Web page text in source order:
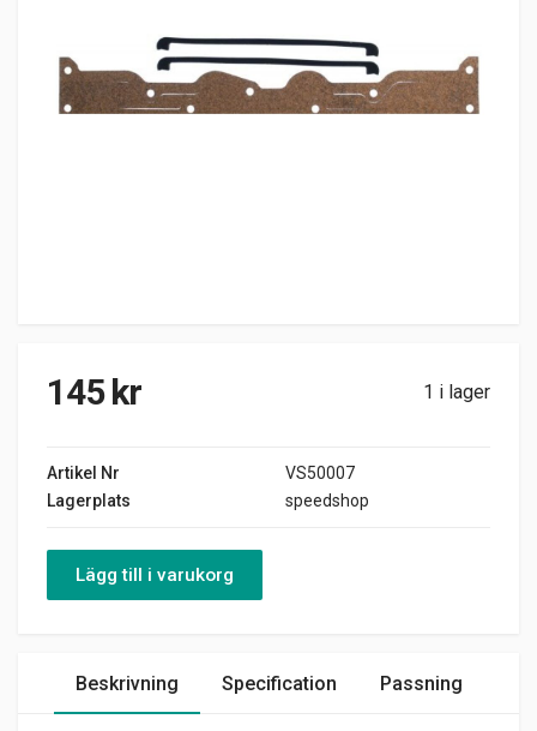
145kr 1 i lager
Artikel Nr
VS50007
Lagerplats
speedshop
Lägg till i varukorg
Beskrivning Specification Passning